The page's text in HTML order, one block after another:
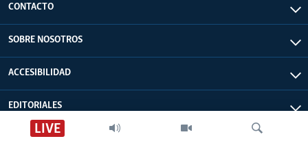
LIVE
CONTACTO
SOBRE NOSOTROS
ACCESIBILIDAD
EDITORIALES